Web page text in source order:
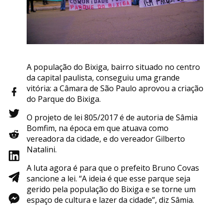
A população do Bixiga, bairro situado no centro
da capital paulista, conseguiu uma grande
vitória: a Câmara de São Paulo aprovou a criação
do Parque do Bixiga.
O projeto de lei 805/2017 é de autoria de Sâmia
Bomfim, na época em que atuava como
vereadora da cidade, e do vereador Gilberto
Natalini.
A luta agora é para que o prefeito Bruno Covas
sancione a lei. “A ideia é que esse parque seja
gerido pela população do Bixiga e se torne um
espaço de cultura e lazer da cidade”, diz Sâmia.